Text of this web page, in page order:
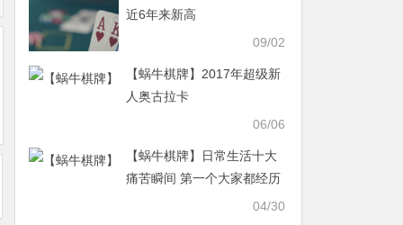
近6年来新高
09/02
【蜗牛棋牌】2017年超级新
人奥古拉卡
06/06
【蜗牛棋牌】日常生活十大
痛苦瞬间 第一个大家都经历
04/30